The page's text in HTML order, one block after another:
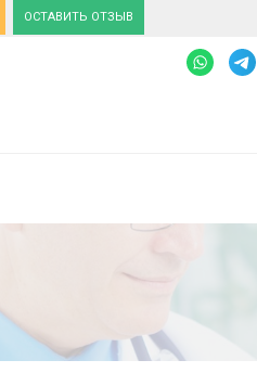
ОСТАВИТЬ ОТЗЫВ